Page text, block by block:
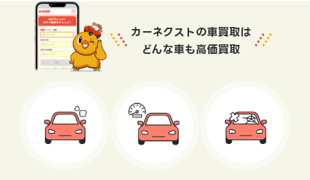
カーネクストの車買取は
どんな車も高価買取